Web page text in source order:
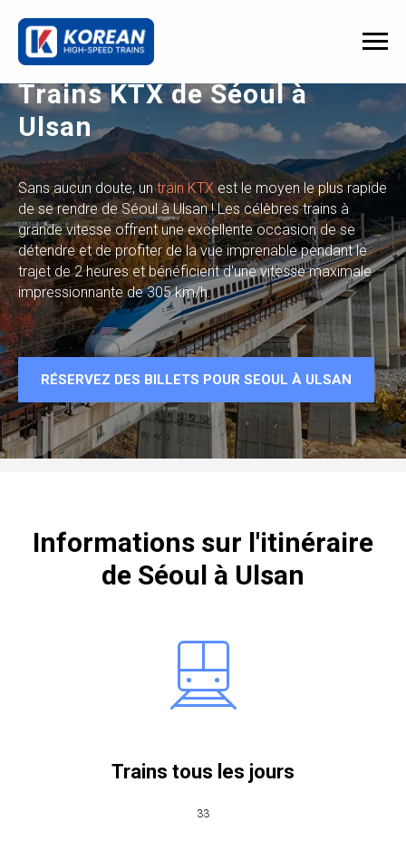
Trains KTX de Séoul à
Ulsan
Sans aucun doute, untrain KTXest le moyen le plus rapide
de se rendre de Séoul à Ulsan ! Les célèbres trains à
grande vitesse offrent une excellente occasion de se
détendre et de profiter de la vue imprenable pendant le
trajet de 2 heures et bénéficient d'une vitesse maximale
impressionnante de 305 km/h.
RÉSERVEZ DES BILLETS POUR SEOUL À ULSAN
Informations sur l'itinéraire
de Séoul à Ulsan
Trains tous les jours
33